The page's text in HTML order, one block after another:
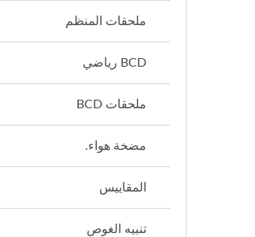
ملحقات المنظم
BCD رياضي
ملحقات BCD
مضخة هواء.
المقاييس
تنبيه الغوص